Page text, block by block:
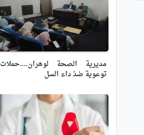
مديرية الصحة لوهران....حملات
توعوية ضدّ داء السل